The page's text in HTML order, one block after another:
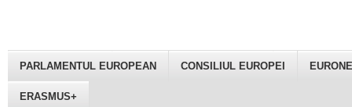
PARLAMENTUL EUROPEAN CONSILIUL EUROPEI
ERASMUS+